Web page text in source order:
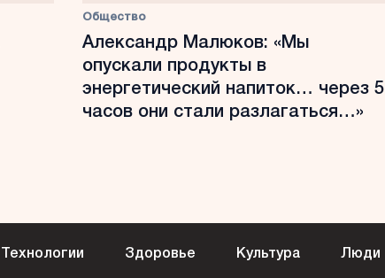
Общество
Александр Малюков: «Мы
опускали продукты в
энергетический напиток… через 5
часов они стали разлагаться…»
Технологии Здоровье Культура Люди